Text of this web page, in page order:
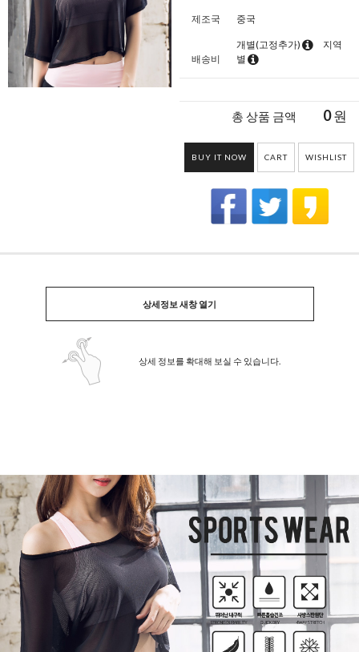
제조국 중국
배송비
개별(고정추가)
지역
별
총 상품 금액 0원
BUY IT NOW CART WISHLIST
상세정보 새창 열기
상세 정보를 확대해 보실 수 있습니다.